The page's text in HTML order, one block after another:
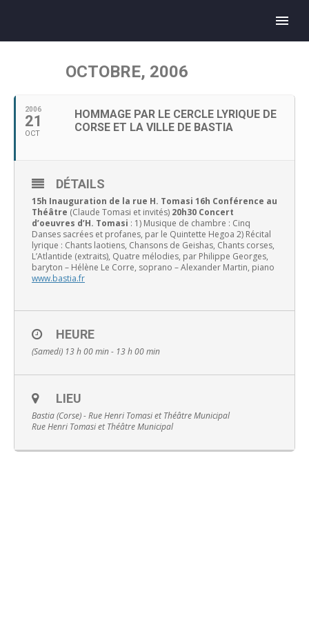
Français
OCTOBRE, 2006
2006
21
OCT
HOMMAGE PAR LE CERCLE LYRIQUE DE
CORSE ET LA VILLE DE BASTIA
DÉTAILS
15h Inauguration de la rue H. Tomasi 16h Conférence au
Théâtre (Claude Tomasi et invités) 20h30 Concert
d’oeuvres d’H. Tomasi : 1) Musique de chambre : Cinq
Danses sacrées et profanes, par le Quintette Hegoa 2) Récital
lyrique : Chants laotiens, Chansons de Geishas, Chants corses,
L’Atlantide (extraits), Quatre mélodies, par Philippe Georges,
baryton – Hélène Le Corre, soprano – Alexander Martin, piano
www.bastia.fr
HEURE
(Samedi) 13 h 00 min - 13 h 00 min
LIEU
Bastia (Corse) - Rue Henri Tomasi et Théâtre Municipal
Rue Henri Tomasi et Théâtre Municipal